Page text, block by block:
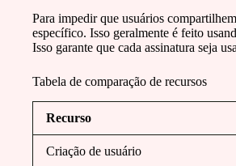
Para impedir que usuários
específico. Isso geralmente é feito
Isso garante que cada assinatura seja
Tabela de comparação de recursos
Recurso
Criação de usuário